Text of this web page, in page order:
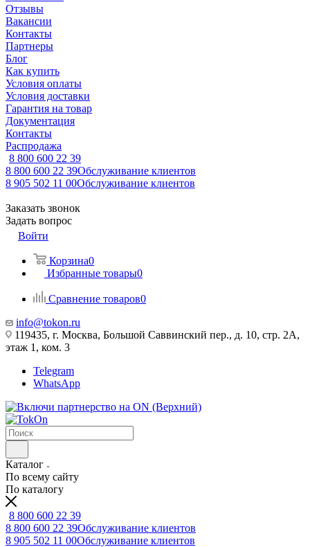
Отзывы
Вакансии
Контакты
Партнеры
Блог
Как купить
Условия оплаты
Условия доставки
Гарантия на товар
Документация
Контакты
Распродажа
8 800 600 22 39
8 800 600 22 39Обслуживание клиентов
8 905 502 11 00Обслуживание клиентов
Заказать звонок
Задать вопрос
Войти
Корзина0
Избранные товары0
Сравнение товаров0
info@tokon.ru
119435, г. Москва, Большой Саввинский пер., д. 10, стр. 2А,
этаж 1, ком. 3
Telegram
WhatsApp
Каталог
По всему сайту
По каталогу
8 800 600 22 39
8 800 600 22 39Обслуживание клиентов
8 905 502 11 00Обслуживание клиентов